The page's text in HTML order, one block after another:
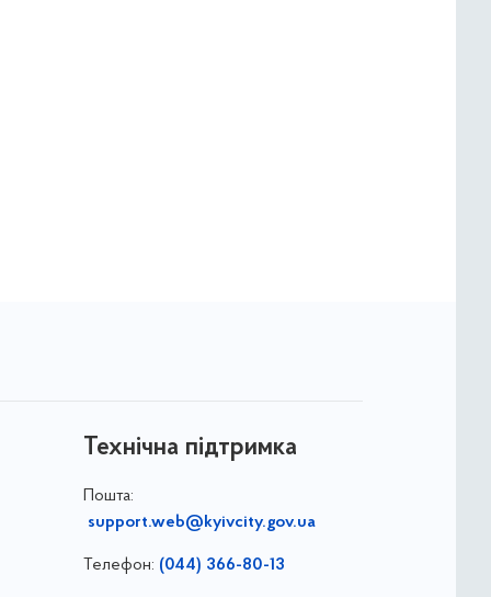
Технічна підтримка
Пошта:
support.web@kyivcity.gov.ua
Телефон: (044) 366-80-13